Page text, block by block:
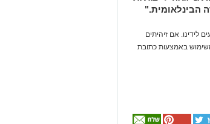
הבינלאומית."
לידינו. אם זיהיתים
באמצעות כתובת